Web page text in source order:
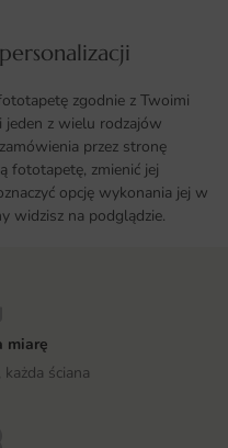
zgodnie z Twoimi
jeden z wielu rodzajów
przez stronę
fototapetę, zmienić jej
opcję wykonania jej w
widzisz na podglądzie.
miarę
ściana